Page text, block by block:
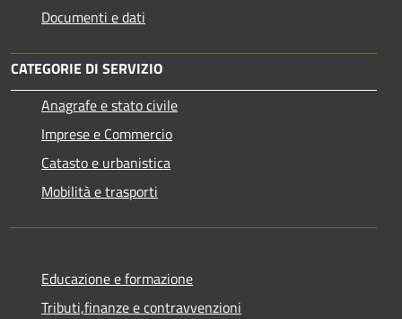
Documenti e dati
CATEGORIE DI SERVIZIO
Anagrafe e stato civile
Imprese e Commercio
Catasto e urbanistica
Mobilità e trasporti
Educazione e formazione
Tributi,finanze e contravvenzioni